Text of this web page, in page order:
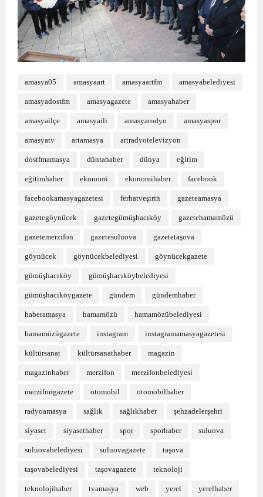
amasya05 amasyaart amasyaartfm amasyabelediyesi
amasyadostfm amasyagazete amasyahaber
amasyailçe amasyaili amasyarodyo amasyaspor
amasyatv artamasya artradyotelevizyon
dostfmamasya düntahaber dünya eğitim
eğitimhaber ekonomi ekonomihaber facebook
facebookamasyagazetesi ferhatveşirin gazeteamasya
gazetegöynücek gazetegümüşhacıköy gazetehamamözü
gazetemerzifon gazetesuluova gazetetaşova
göynücek göynücekbelediyesi göynücekgazete
gümüşhacıköy gümüşhacıköybelediyesi
gümüşhacıköygazete gündem gündemhaber
haberamasya hamamözü hamamözübelediyesi
hamamözügazete instagram instagramamasyagazetesi
kültürsanat kültürsanathaber magazin
magazinhaber merzifon merzifonbelediyesi
merzifongazete otomobil otomobilhaber
radyoamasya sağlık sağlıkhaber şehzadelerşehri
siyaset siyasethaber spor sporhaber suluova
suluovabelediyesi suluovagazete taşova
taşovabelediyesi taşovagazete teknoloji
teknolojihaber tvamasya web yerel yerelhaber